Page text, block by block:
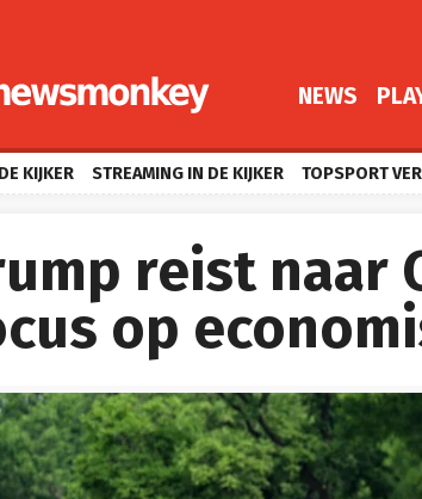
NEWS
KIJKER STREAMING IN DE KIJKER TOPSPORT
reist naar
op